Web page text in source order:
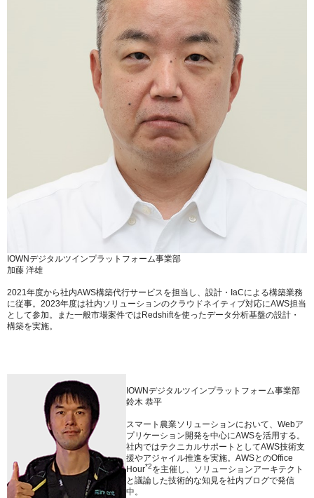
IOWNデジタルツインプラットフォーム事業部
加藤 洋雄
2021年度から社内AWS構築代行サービスを担当し、設計・IaCによる構築業務
に従事。2023年度は社内ソリューションのクラウドネイティブ対応にAWS担当
として参加。また一般市場案件ではRedshiftを使ったデータ分析基盤の設計・
構築を実施。
IOWNデジタルツインプラットフォーム事業部
鈴木 恭平
スマート農業ソリューションにおいて、Webア
プリケーション開発を中心にAWSを活用する。
社内ではテクニカルサポートとしてAWS技術支
援やアジャイル推進を実施。AWSとのOffice
Hour*2を主催し、ソリューションアーキテクト
と議論した技術的な知見を社内ブログで発信
中。